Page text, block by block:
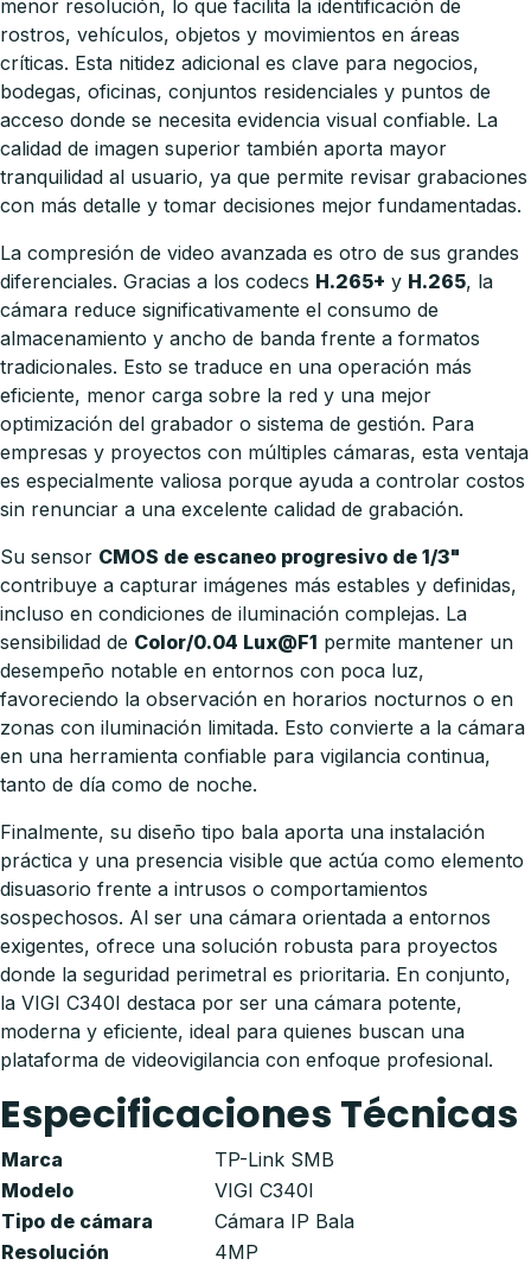
menor resolución, lo que facilita la identificación de
rostros, vehículos, objetos y movimientos en áreas
críticas. Esta nitidez adicional es clave para negocios,
bodegas, oficinas, conjuntos residenciales y puntos de
acceso donde se necesita evidencia visual confiable. La
calidad de imagen superior también aporta mayor
tranquilidad al usuario, ya que permite revisar grabaciones
con más detalle y tomar decisiones mejor fundamentadas.
La compresión de video avanzada es otro de sus grandes
diferenciales. Gracias a los codecs H.265+ y H.265, la
cámara reduce significativamente el consumo de
almacenamiento y ancho de banda frente a formatos
tradicionales. Esto se traduce en una operación más
eficiente, menor carga sobre la red y una mejor
optimización del grabador o sistema de gestión. Para
empresas y proyectos con múltiples cámaras, esta ventaja
es especialmente valiosa porque ayuda a controlar costos
sin renunciar a una excelente calidad de grabación.
Su sensor CMOS de escaneo progresivo de 1/3"
contribuye a capturar imágenes más estables y definidas,
incluso en condiciones de iluminación complejas. La
sensibilidad de Color/0.04 Lux@F1 permite mantener un
desempeño notable en entornos con poca luz,
favoreciendo la observación en horarios nocturnos o en
zonas con iluminación limitada. Esto convierte a la cámara
en una herramienta confiable para vigilancia continua,
tanto de día como de noche.
Finalmente, su diseño tipo bala aporta una instalación
práctica y una presencia visible que actúa como elemento
disuasorio frente a intrusos o comportamientos
sospechosos. Al ser una cámara orientada a entornos
exigentes, ofrece una solución robusta para proyectos
donde la seguridad perimetral es prioritaria. En conjunto,
la VIGI C340I destaca por ser una cámara potente,
moderna y eficiente, ideal para quienes buscan una
plataforma de videovigilancia con enfoque profesional.
Especificaciones Técnicas
Marca
TP-Link SMB
Modelo
VIGI C340I
Tipo de cámara
Cámara IP Bala
Resolución
4MP